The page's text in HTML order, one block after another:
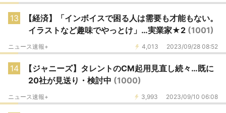
13
【経済】「インボイスで困る人は需要も才能もない。
イラストなど趣味でやっとけ」…実業家★2 (1001)
4,013 2023/09/28 08:52
ニュース速報+
14
【ジャニーズ】タレントのCM起用見直し続々…既に
20社が見送り・検討中 (1000)
3,993 2023/09/10 06:08
ニュース速報+